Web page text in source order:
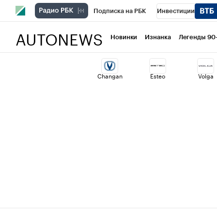
Подписка на РБК Инвестиции
Национальные проекты Город
Кредитные рейтинги Франшизы
AUTONEWS Новинки Изнанка Легенды
Changan Esteo Volga